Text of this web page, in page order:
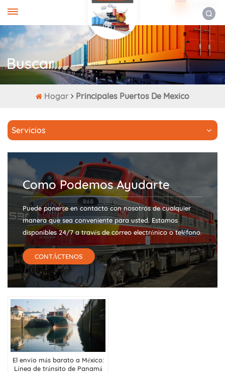
Buscar
Hogar Principales Puertos De Mexico
Servicios
Como Podemos Ayudarte
Puede ponerse en contacto con nosotros de cualquier
manera que sea conveniente para usted. Estamos
disponibles 24/7 a través de correo electrónico o teléfono.
CONTÁCTENOS
El envío más barato a México:
Línea de tránsito de Panamá